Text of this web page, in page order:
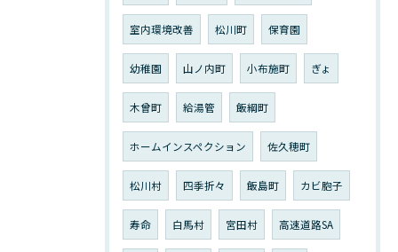
室内環境改善 松川町 保育園
幼稚園 山ノ内町 小布施町 ぎょ
木曾町 給湯管 飯綱町
ホームインスペクション 佐久穂町
松川村 四季折々 飯島町 カビ胞子
寿命 白馬村 宮田村 高速道路SA